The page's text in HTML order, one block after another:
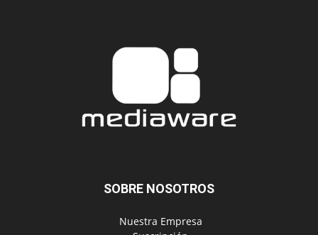
SOBRE NOSOTROS
‎ Nuestra Empresa